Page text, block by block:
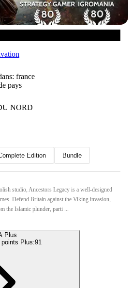
france
pays
NORD
Edition Bundle
studio, Ancestors Legacy is a well-designed
Defend Britain against the Viking invasion,
the Islamic plunder, parti ...
Plus
Plus:91